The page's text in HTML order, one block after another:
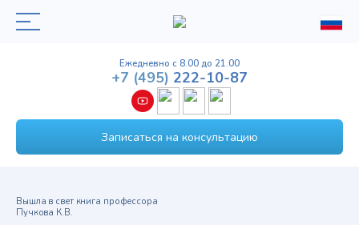
Ежедневно с 8.00 до 21.00
Записаться на консультацию
+7 (495) 222-10-87
Вышла в свет книга профессора
Пучкова К.В.